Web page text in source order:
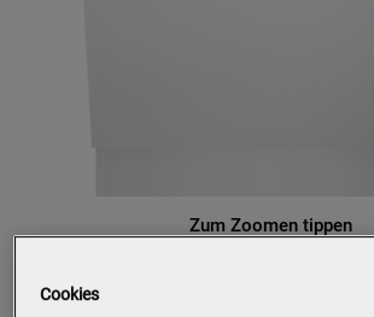
Zum Zoomen tippen
Cookies